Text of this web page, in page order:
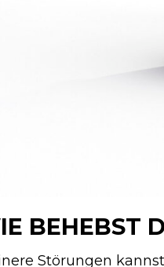
BEHEBST
Störungen